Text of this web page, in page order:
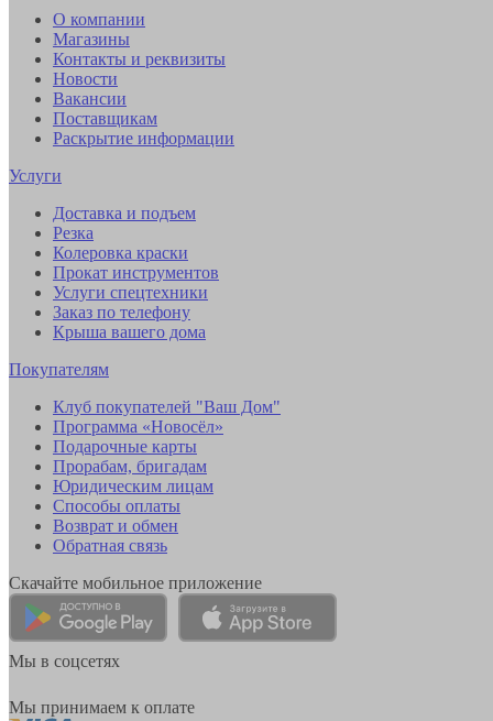
О компании
Магазины
Контакты и реквизиты
Новости
Вакансии
Поставщикам
Раскрытие информации
Услуги
Доставка и подъем
Резка
Колеровка краски
Прокат инструментов
Услуги спецтехники
Заказ по телефону
Крыша вашего дома
Покупателям
Клуб покупателей "Ваш Дом"
Программа «Новосёл»
Подарочные карты
Прорабам, бригадам
Юридическим лицам
Способы оплаты
Возврат и обмен
Обратная связь
Скачайте мобильное приложение
Мы в соцсетях
Мы принимаем к оплате